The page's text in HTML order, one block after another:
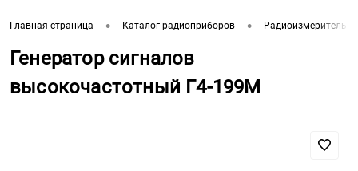
Главная страница • Каталог радиоприборов •
Генератор сигналов
высокочастотный Г4-199М